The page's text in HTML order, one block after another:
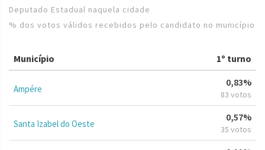
Deputado Estadual naquela cidade
% dos votos válidos recebidos pelo candidato no município
Município 1º turno
Ampére
0,83%
83 votos
Santa Izabel do Oeste
0,57%
35 votos